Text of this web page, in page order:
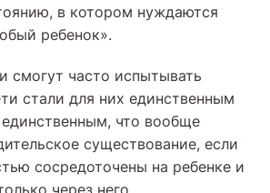
в котором нуждаются
ребенок».
смогут часто испытывать
стали для них единственным
что вообще
существование, если
сосредоточены на ребенке и